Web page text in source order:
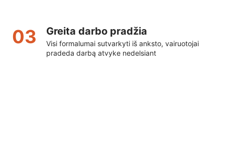
03 Greita darbo pradžia
Visi formalumai sutvarkyti iš anksto, vairuotojai
pradeda darbą atvyke nedelsiant